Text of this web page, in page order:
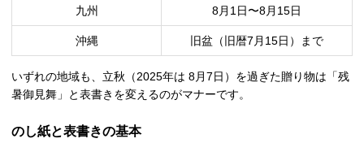
九州 8月1日〜8月15日
沖縄 旧盆（旧暦7月15日）まで
いずれの地域も、立秋（2025年は 8月7日）を過ぎた贈り物は「残
暑御見舞」と表書きを変えるのがマナーです。
のし紙と表書きの基本